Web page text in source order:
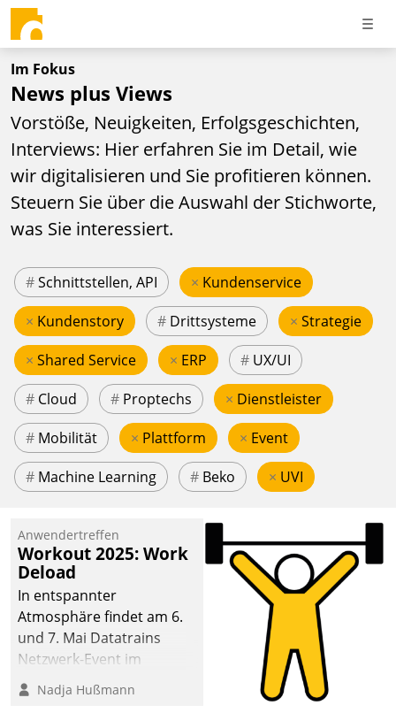
Im Fokus
News plus Views
Vorstöße, Neuigkeiten, Erfolgsgeschichten,
Interviews: Hier erfahren Sie im Detail, wie
wir digitalisieren und Sie profitieren können.
Steuern Sie über die Auswahl der Stichworte,
was Sie interessiert.
#Schnittstellen, API × Kundenservice
× Kundenstory # Drittsysteme × Strategie
× Shared Service × ERP # UX/UI
# Cloud # Proptechs × Dienstleister
# Mobilität × Plattform × Event
# Machine Learning # Beko × UVI
Anwendertreffen
Workout 2025: Work
Deload
In entspannter
Atmosphäre findet am 6.
und 7. Mai Datatrains
Netzwerk-Event im
Kunden- und Partnerkreis
statt. Zentrale Frage: Wie
Nadja Hußmann